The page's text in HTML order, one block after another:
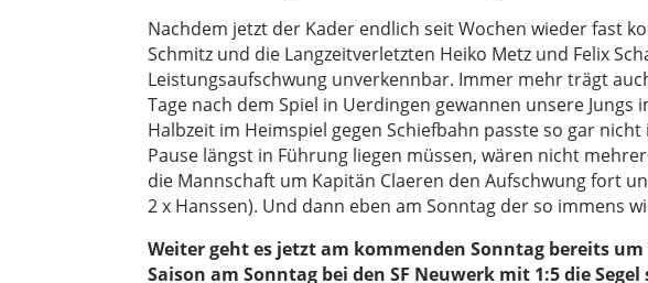
Nachdem jetzt der Kader endlich seit Wochen wieder fast
Schmitz und die Langzeitverletzten Heiko Metz und Felix
Leistungsaufschwung unverkennbar. Immer mehr trägt
Tage nach dem Spiel in Uerdingen gewannen unsere
Halbzeit im Heimspiel gegen Schiefbahn passte so gar
Pause längst in Führung liegen müssen, wären nicht
die Mannschaft um Kapitän Claeren den Aufschwung fort
2 x Hanssen). Und dann eben am Sonntag der so immens
Weiter geht es jetzt am kommenden Sonntag bereits
Saison am Sonntag bei den SF Neuwerk mit 1:5 die